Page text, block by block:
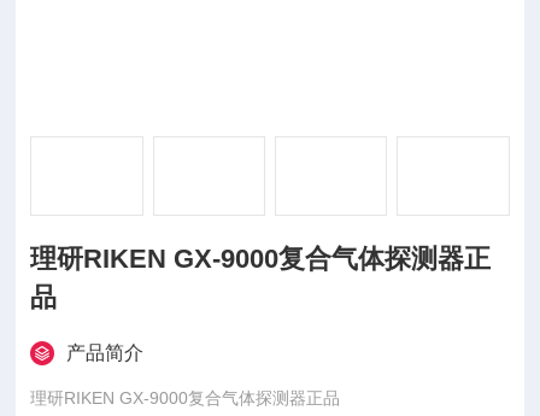
理研RIKEN GX-9000复合气体探测器正
品
产品简介
理研RIKEN GX-9000复合气体探测器正品